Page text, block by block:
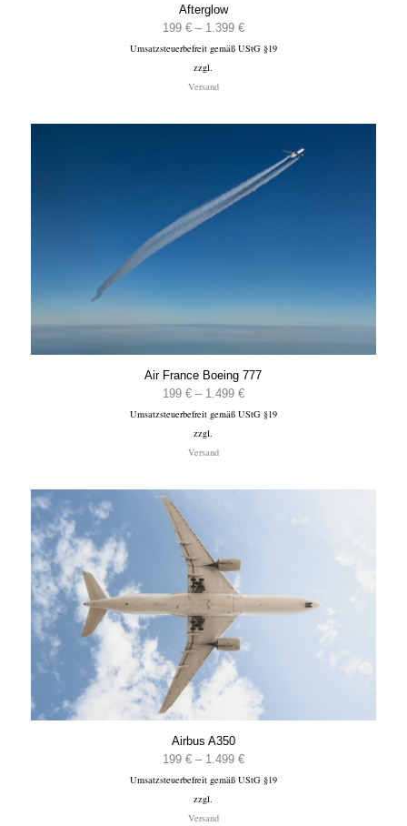
Afterglow
199 € – 1.399 €Preisspanne:
199 €
Umsatzsteuerbefreit gemäß UStG §19
zzgl.
Versand
Air France Boeing 777
199 € – 1.499 €Preisspanne:
199 €
Umsatzsteuerbefreit gemäß UStG §19
zzgl.
Versand
Airbus A350
199 € – 1.499 €Preisspanne:
199 €
Umsatzsteuerbefreit gemäß UStG §19
zzgl.
Versand